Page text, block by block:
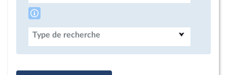
Type de recherche